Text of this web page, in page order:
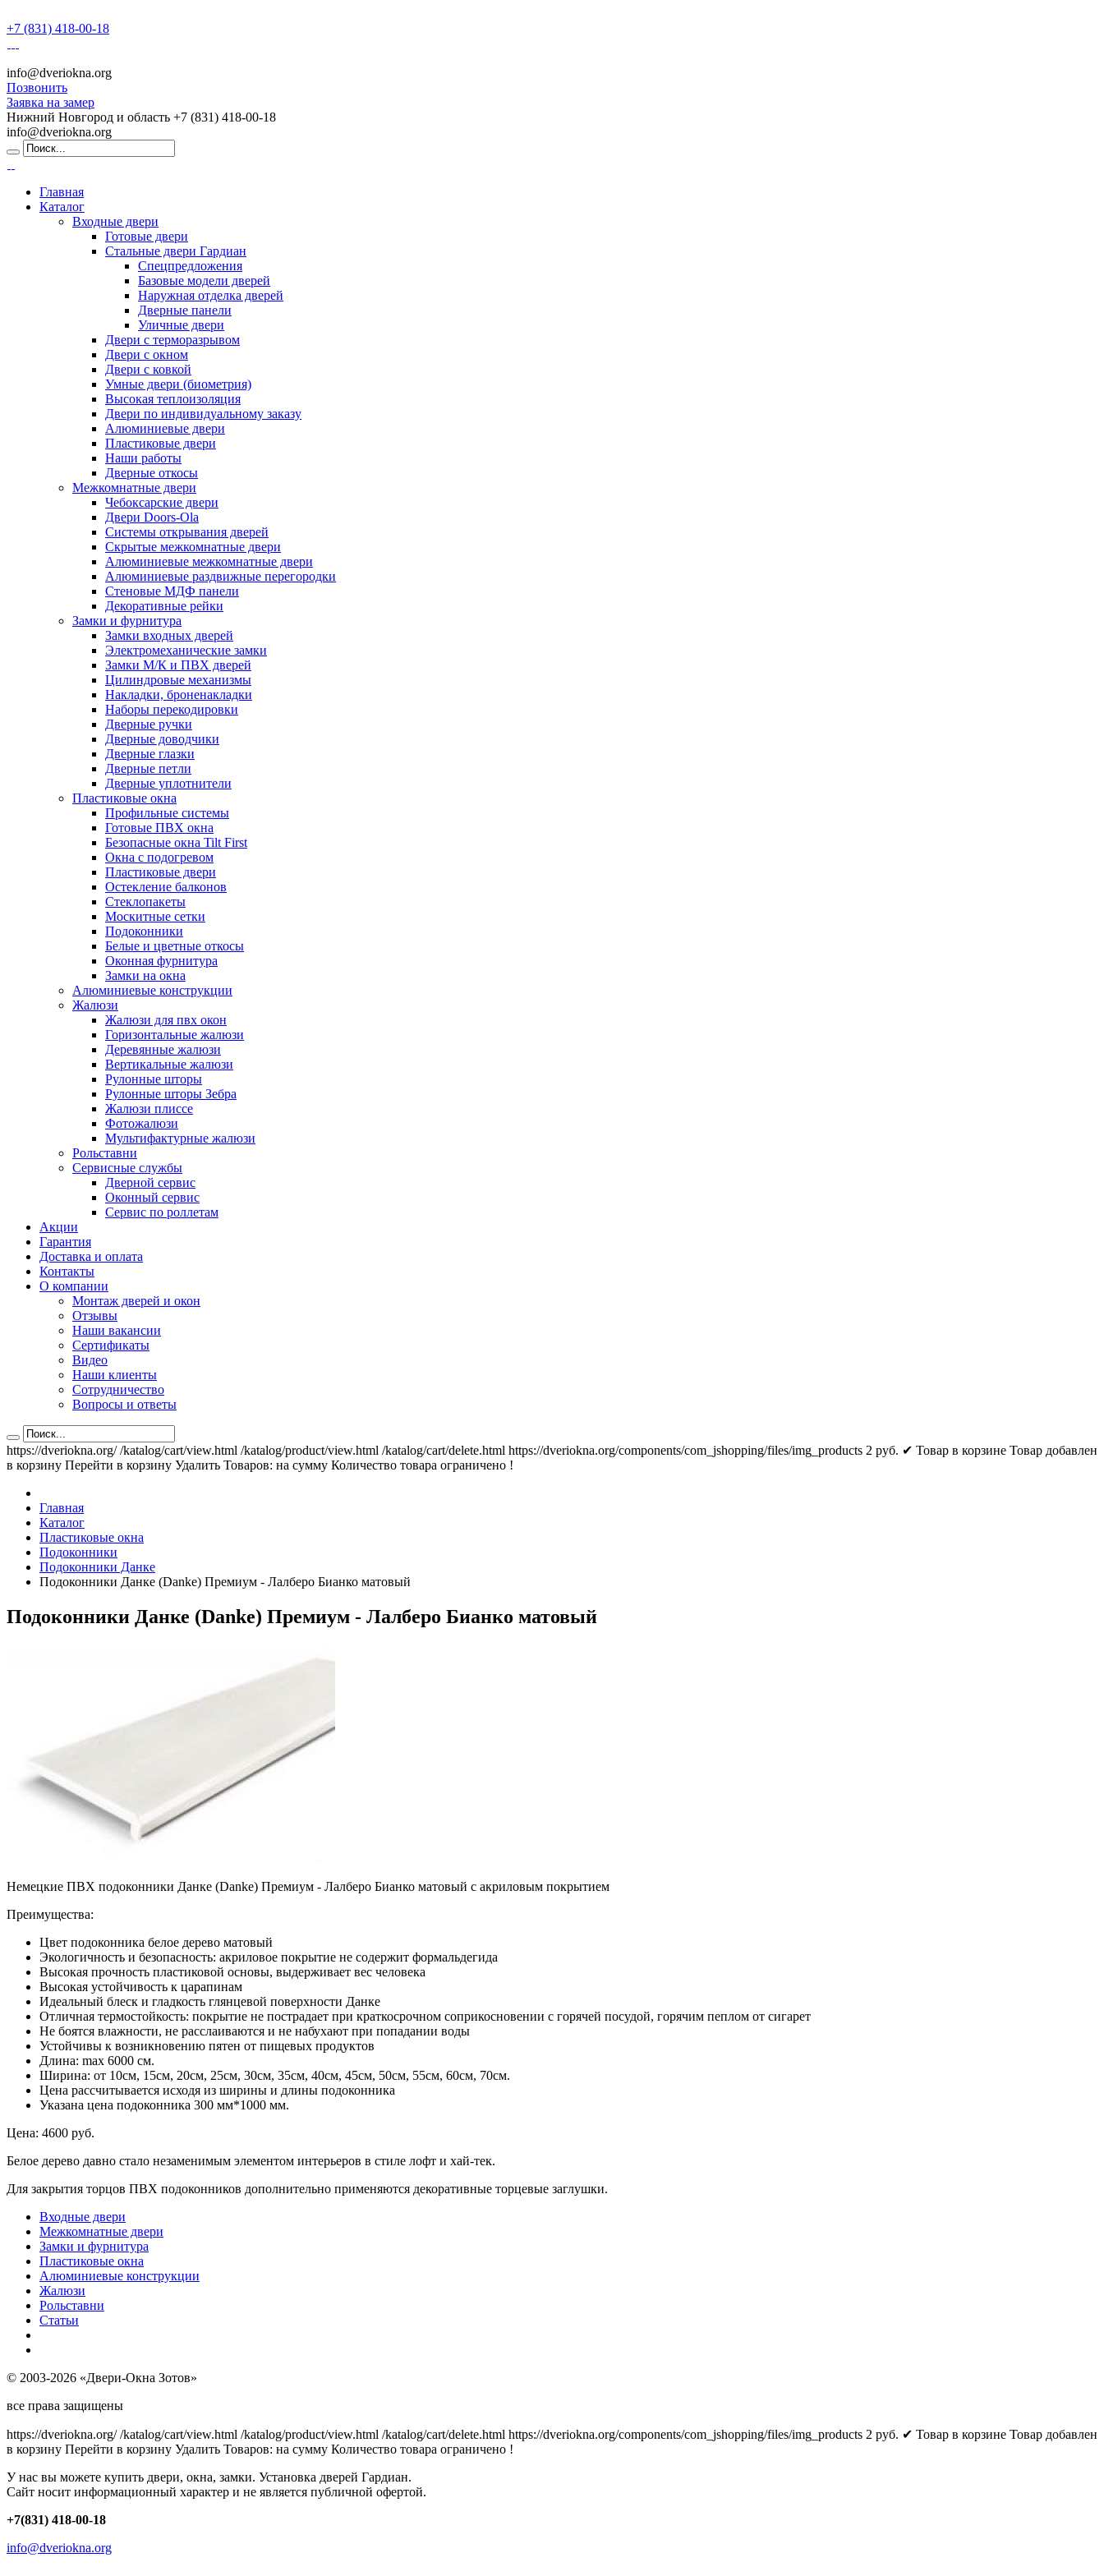
+7 (831) 418-00-18
info@dveriokna.org
Позвонить
Заявка на замер
Нижний Новгород и область +7 (831) 418-00-18
info@dveriokna.org
Главная
Каталог
Входные двери
Готовые двери
Стальные двери Гардиан
Спецпредложения
Базовые модели дверей
Наружная отделка дверей
Дверные панели
Уличные двери
Двери с терморазрывом
Двери с окном
Двери с ковкой
Умные двери (биометрия)
Высокая теплоизоляция
Двери по индивидуальному заказу
Алюминиевые двери
Пластиковые двери
Наши работы
Дверные откосы
Межкомнатные двери
Чебоксарские двери
Двери Doors-Ola
Системы открывания дверей
Скрытые межкомнатные двери
Алюминиевые межкомнатные двери
Алюминиевые раздвижные перегородки
Стеновые МДФ панели
Декоративные рейки
Замки и фурнитура
Замки входных дверей
Электромеханические замки
Замки М/К и ПВХ дверей
Цилиндровые механизмы
Накладки, броненакладки
Наборы перекодировки
Дверные ручки
Дверные доводчики
Дверные глазки
Дверные петли
Дверные уплотнители
Пластиковые окна
Профильные системы
Готовые ПВХ окна
Безопасные окна Tilt First
Окна с подогревом
Пластиковые двери
Остекление балконов
Стеклопакеты
Москитные сетки
Подоконники
Белые и цветные откосы
Оконная фурнитура
Замки на окна
Алюминиевые конструкции
Жалюзи
Жалюзи для пвх окон
Горизонтальные жалюзи
Деревянные жалюзи
Вертикальные жалюзи
Рулонные шторы
Рулонные шторы Зебра
Жалюзи плиссе
Фотожалюзи
Мультифактурные жалюзи
Рольставни
Сервисные службы
Дверной сервис
Оконный сервис
Сервис по роллетам
Акции
Гарантия
Доставка и оплата
Контакты
О компании
Монтаж дверей и окон
Отзывы
Наши вакансии
Сертификаты
Видео
Наши клиенты
Сотрудничество
Вопросы и ответы
https://dveriokna.org/ /katalog/cart/view.html /katalog/product/view.html /katalog/cart/delete.html https://dveriokna.org/components/com_jshopping/files/img_products 2 руб. ✔ Товар в корзине Товар добавлен
в корзину Перейти в корзину Удалить Товаров: на сумму Количество товара ограничено !
Главная
Каталог
Пластиковые окна
Подоконники
Подоконники Данке
Подоконники Данке (Danke) Премиум - Лалберо Бианко матовый
Подоконники Данке (Danke) Премиум - Лалберо Бианко матовый
Немецкие ПВХ подоконники Данке (Danke) Премиум - Лалберо Бианко матовый с акриловым покрытием
Преимущества:
Цвет подоконника белое дерево матовый
Экологичность и безопасность: акриловое покрытие не содержит формальдегида
Высокая прочность пластиковой основы, выдерживает вес человека
Высокая устойчивость к царапинам
Идеальный блеск и гладкость глянцевой поверхности Данке
Отличная термостойкость: покрытие не пострадает при краткосрочном соприкосновении с горячей посудой, горячим пеплом от сигарет
Не боятся влажности, не расслаиваются и не набухают при попадании воды
Устойчивы к возникновению пятен от пищевых продуктов
Длина: max 6000 см.
Ширина: от 10см, 15см, 20см, 25см, 30см, 35см, 40см, 45см, 50см, 55см, 60см, 70см.
Цена рассчитывается исходя из ширины и длины подоконника
Указана цена подоконника 300 мм*1000 мм.
Цена: 4600 руб.
Белое дерево давно стало незаменимым элементом интерьеров в стиле лофт и хай-тек.
Для закрытия торцов ПВХ подоконников дополнительно применяются декоративные торцевые заглушки.
Входные двери
Межкомнатные двери
Замки и фурнитура
Пластиковые окна
Алюминиевые конструкции
Жалюзи
Рольставни
Статьи
© 2003-2026 «Двери-Окна Зотов»
все права защищены
https://dveriokna.org/ /katalog/cart/view.html /katalog/product/view.html /katalog/cart/delete.html https://dveriokna.org/components/com_jshopping/files/img_products 2 руб. ✔ Товар в корзине Товар добавлен
в корзину Перейти в корзину Удалить Товаров: на сумму Количество товара ограничено !
У нас вы можете купить двери, окна, замки. Установка дверей Гардиан.
Сайт носит информационный характер и не является публичной офертой.
+7(831) 418-00-18
info@dveriokna.org